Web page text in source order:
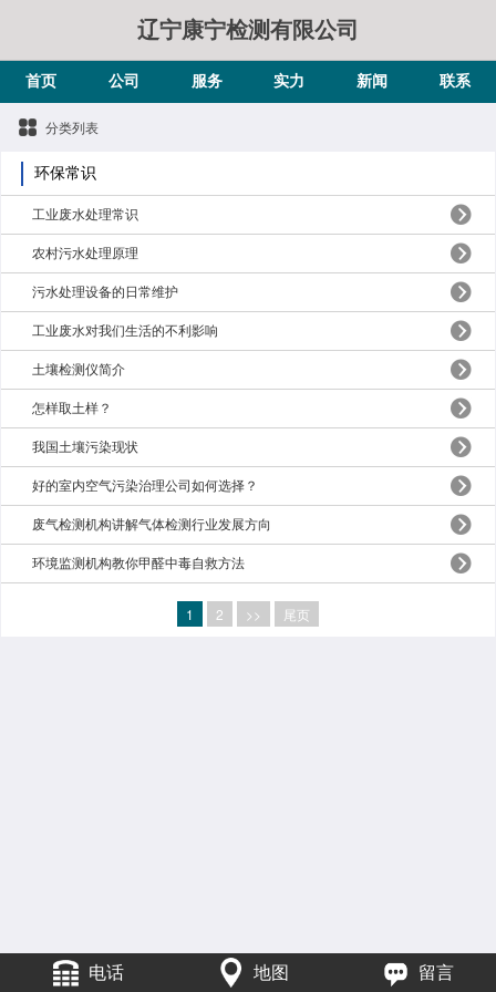
辽宁康宁检测有限公司
首页 公司 服务 实力 新闻 联系
分类列表
环保常识
工业废水处理常识
农村污水处理原理
污水处理设备的日常维护
工业废水对我们生活的不利影响
土壤检测仪简介
怎样取土样？
我国土壤污染现状
好的室内空气污染治理公司如何选择？
废气检测机构讲解气体检测行业发展方向
环境监测机构教你甲醛中毒自救方法
1 2 >> 尾页
电话 地图 留言